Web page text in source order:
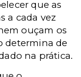
que as
a cada vez
ouçam os
determina de
na prática.